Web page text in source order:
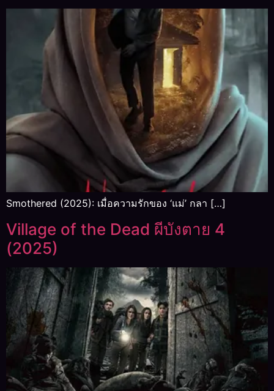
Smothered (2025): เมื่อความรักของ ‘แม่’ กลา […]
Village of the Dead ผีบังตาย 4
(2025)